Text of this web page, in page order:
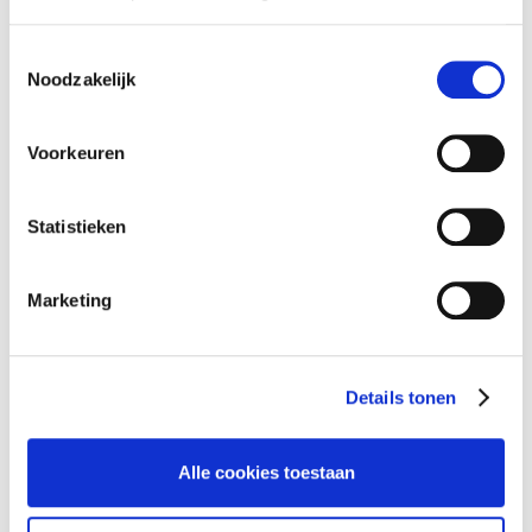
Noodzakelijk
Voorkeuren
Statistieken
Marketing
Details tonen
Alle cookies toestaan
ATALIAN fietst mee tijdens de Atalian Facility Cycling Tour